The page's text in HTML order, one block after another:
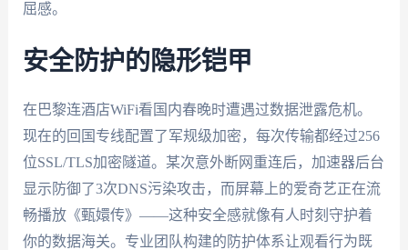
屈感。
安全防护的隐形铠甲
在巴黎连酒店WiFi看国内春晚时遭遇过数据泄露危机。
现在的回国专线配置了军规级加密，每次传输都经过256
位SSL/TLS加密隧道。某次意外断网重连后，加速器后台
显示防御了3次DNS污染攻击，而屏幕上的爱奇艺正在流
畅播放《甄嬛传》——这种安全感就像有人时刻守护着
你的数据海关。专业团队构建的防护体系让观看行为既